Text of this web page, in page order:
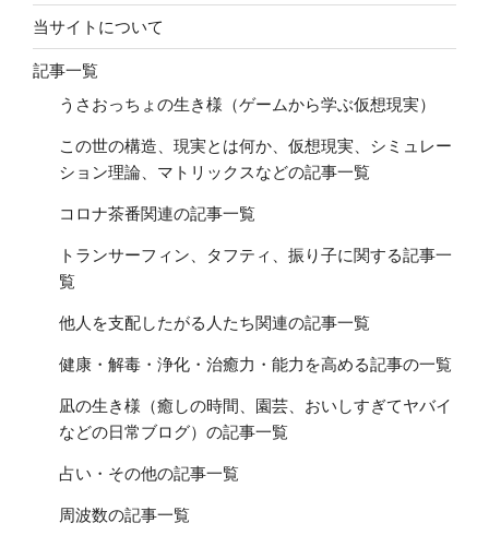
当サイトについて
記事一覧
うさおっちょの生き様（ゲームから学ぶ仮想現実）
この世の構造、現実とは何か、仮想現実、シミュレー
ション理論、マトリックスなどの記事一覧
コロナ茶番関連の記事一覧
トランサーフィン、タフティ、振り子に関する記事一
覧
他人を支配したがる人たち関連の記事一覧
健康・解毒・浄化・治癒力・能力を高める記事の一覧
凪の生き様（癒しの時間、園芸、おいしすぎてヤバイ
などの日常ブログ）の記事一覧
占い・その他の記事一覧
周波数の記事一覧